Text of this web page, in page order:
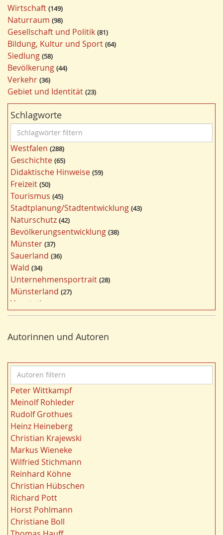
Wirtschaft 149
Naturraum 98
Gesellschaft und Politik 81
Bildung, Kultur und Sport 64
Siedlung 58
Bevölkerung 44
Verkehr 36
Gebiet und Identität 23
Schlagworte
c
h
l
a
g
w
ö
r
t
e
r
f
i
l
t
e
r
n
Westfalen 288
Geschichte 65
Didaktische Hinweise 59
Freizeit 50
Tourismus 45
Stadtplanung/Stadtentwicklung 43
Naturschutz 42
Bevölkerungsentwicklung 38
Münster 37
Sauerland 36
Wald 34
Unternehmensportrait 28
Münsterland 27
Vegetation
Nordrhein-Westfalen 25
Bildung 24
Kultur 22
Gewässer 21
Kulturlandschaft 21
Wohnen 21
Ruhrgebiet 20
Migration/Wanderung
Strukturwandel 20
Wahl 20
Städtebau 20
Ländliche Entwicklung
Siedlung/Siedlungsgeschichte
Demographischer Wandel
Geologie 19
Landschaft 19
Dortmund 18
Autorinnen und Autoren
u
t
o
r
e
n
f
i
l
t
e
r
n
Peter Wittkampf
Meinolf Rohleder
Rudolf Grothues
Heinz Heineberg
Christian Krajewski
Markus Wieneke
Wilfried Stichmann
Reinhard Köhne
Christian Hübschen
Richard Pott
Horst Pohlmann
Christiane Boll